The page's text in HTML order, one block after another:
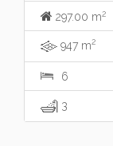
297.00 m2
947 m2
6
3